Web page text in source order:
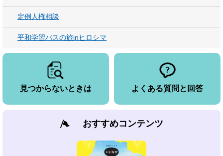
定例人権相談
平和学習バスの旅inヒロシマ
見つからないときは よくある質問と回答
おすすめコンテンツ